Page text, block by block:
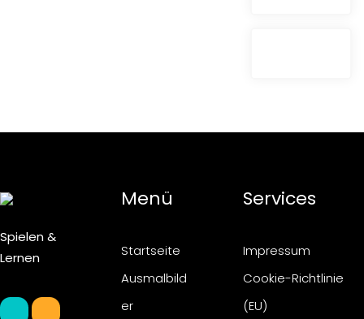
Spielen &
Lernen
Menü
Startseite
Ausmalbild
er
Services
Impressum
Cookie-Richtlinie
(EU)